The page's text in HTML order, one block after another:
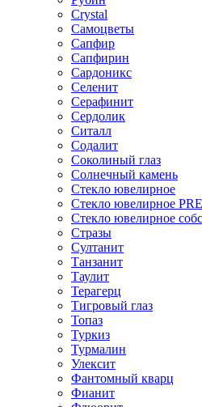
Сrystal
Самоцветы
Сапфир
Сапфирин
Сардоникс
Селенит
Серафинит
Сердолик
Ситалл
Содалит
Соколиный глаз
Солнечный камень
Стекло ювелирное
Стекло ювелирное
Стекло ювелирное
Стразы
Султанит
Танзанит
Таулит
Терагерц
Тигровый глаз
Топаз
Туркиз
Турмалин
Улексит
Фантомный кварц
Фианит